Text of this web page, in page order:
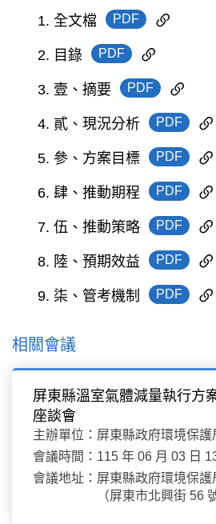
1. 全文檔 PDF
2. 目錄 PDF
3. 壹、摘要 PDF
4. 貳、現況分析 PDF
5. 參、方案目標 PDF
6. 肆、推動期程 PDF
7. 伍、推動策略 PDF
8. 陸、預期效益 PDF
9. 柒、管考機制 PDF
相關會議
屏東縣溫室氣體減量執行方
座談會
主辦單位： 屏東縣政府環境保護
會議時間： 115 年 06 月 03 日
會議地址： 屏東縣政府環境保
（屏東市北興街 56